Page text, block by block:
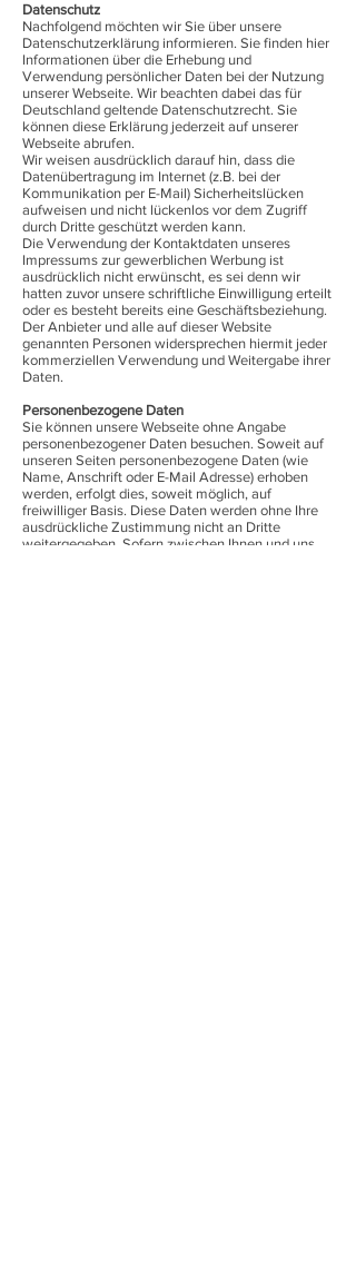
Datenschutz
Nachfolgend möchten wir Sie über unsere
Datenschutzerklärung informieren. Sie finden hier
Informationen über die Erhebung und
Verwendung persönlicher Daten bei der Nutzung
unserer Webseite. Wir beachten dabei das für
Deutschland geltende Datenschutzrecht. Sie
können diese Erklärung jederzeit auf unserer
Webseite abrufen.
Wir weisen ausdrücklich darauf hin, dass die
Datenübertragung im Internet (z.B. bei der
Kommunikation per E-Mail) Sicherheitslücken
aufweisen und nicht lückenlos vor dem Zugriff
durch Dritte geschützt werden kann.
Die Verwendung der Kontaktdaten unseres
Impressums zur gewerblichen Werbung ist
ausdrücklich nicht erwünscht, es sei denn wir
hatten zuvor unsere schriftliche Einwilligung erteilt
oder es besteht bereits eine Geschäftsbeziehung.
Der Anbieter und alle auf dieser Website
genannten Personen widersprechen hiermit jeder
kommerziellen Verwendung und Weitergabe ihrer
Daten.
Personenbezogene Daten
Sie können unsere Webseite ohne Angabe
personenbezogener Daten besuchen. Soweit auf
unseren Seiten personenbezogene Daten (wie
Name, Anschrift oder E-Mail Adresse) erhoben
werden, erfolgt dies, soweit möglich, auf
freiwilliger Basis. Diese Daten werden ohne Ihre
ausdrückliche Zustimmung nicht an Dritte
weitergegeben. Sofern zwischen Ihnen und uns